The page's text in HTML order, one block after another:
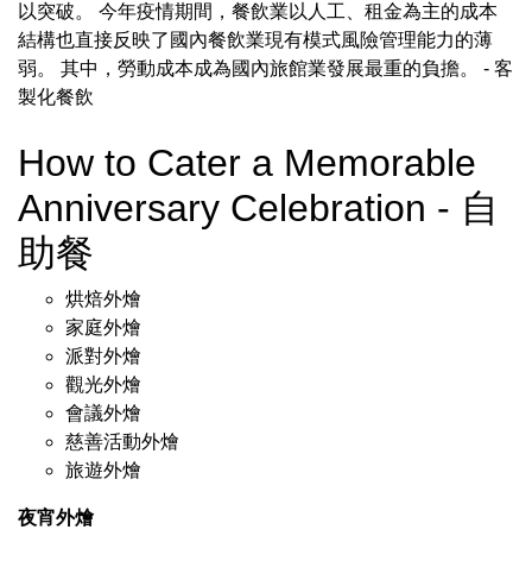
以突破。 今年疫情期間，餐飲業以人工、租金為主的成本
結構也直接反映了國內餐飲業現有模式風險管理能力的薄
弱。 其中，勞動成本成為國內旅館業發展最重的負擔。 - 客
製化餐飲
How to Cater a Memorable
Anniversary Celebration - 自
助餐
烘焙外燴
家庭外燴
派對外燴
觀光外燴
會議外燴
慈善活動外燴
旅遊外燴
夜宵外燴